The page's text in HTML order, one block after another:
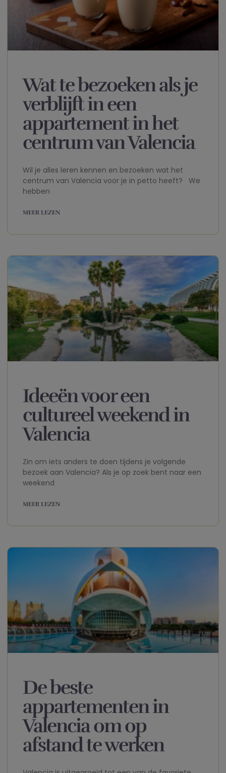
Wat te bezoeken als je
verblijft in een
appartement in het
centrum van Valencia
Wil je alles leren kennen en bezoeken wat het
centrum van Valencia voor je in petto heeft? We
hebben
MEER LEZEN
Ideeën voor een
cultureel weekend in
Valencia
Zin om iets anders te doen tijdens je volgende
bezoek aan Valencia? Als je op zoek bent naar een
weekend
MEER LEZEN
De beste
appartementen in
Valencia om op
afstand te werken